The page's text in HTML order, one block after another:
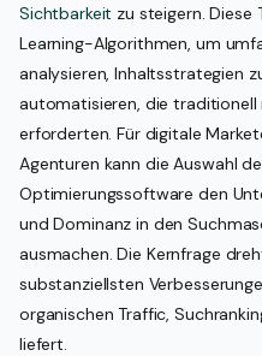
Sichtbarkeit zu steigern.
Learning-Algorithmen, um
analysieren, Inhaltsstrategien
automatisieren, die traditionell
erforderten. Für digitale
Agenturen kann die Auswahl
Optimierungssoftware den
und Dominanz in den
ausmachen. Die Kernfrage
substanziellsten
organischen Traffic,
liefert.